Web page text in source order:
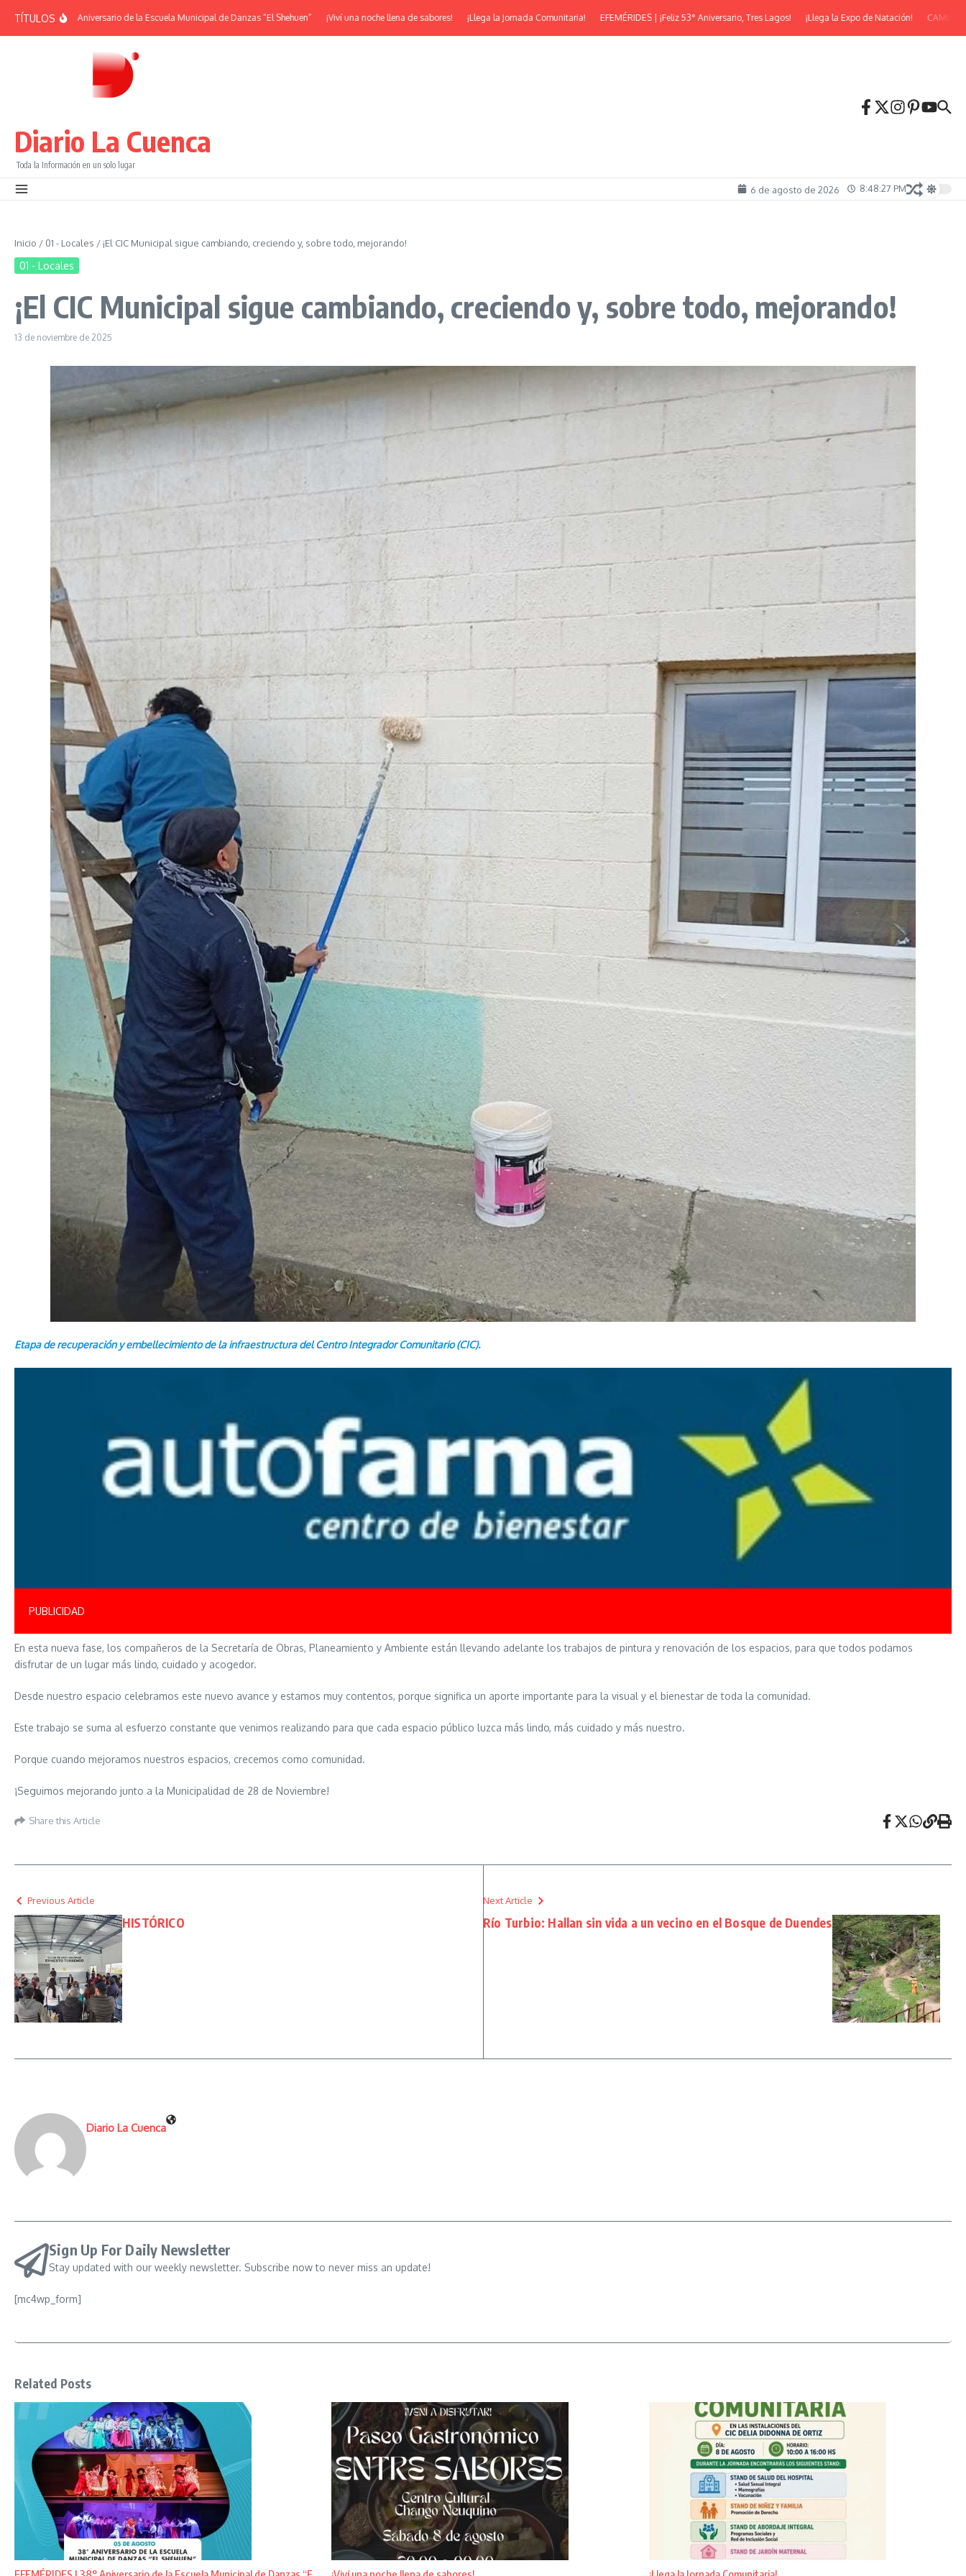
TÍTULOS
| 38° Aniversario de la Escuela Municipal de Danzas “El Shehuen” ¡Viví una noche llena de sabores! ¡Llega la Jornada Comunitaria! EFEMÉRIDES | ¡Feliz 53° Aniversario, Tres Lagos! ¡Llega la Expo de Natación! CAMINATA
Diario La Cuenca
Toda la Información en un solo lugar
6 de agosto de 2026 8:48:29 PM
Inicio / 01 - Locales / ¡El CIC Municipal sigue cambiando, creciendo y, sobre todo, mejorando!
01 - Locales
¡El CIC Municipal sigue cambiando, creciendo y, sobre todo, mejorando!
13 de noviembre de 2025
Etapa de recuperación y embellecimiento de la infraestructura del Centro Integrador Comunitario (CIC).
PUBLICIDAD
En esta nueva fase, los compañeros de la Secretaría de Obras, Planeamiento y Ambiente están llevando adelante los trabajos de pintura y renovación de los espacios, para que todos podamos
disfrutar de un lugar más lindo, cuidado y acogedor.
Desde nuestro espacio celebramos este nuevo avance y estamos muy contentos, porque significa un aporte importante para la visual y el bienestar de toda la comunidad.
Este trabajo se suma al esfuerzo constante que venimos realizando para que cada espacio público luzca más lindo, más cuidado y más nuestro.
Porque cuando mejoramos nuestros espacios, crecemos como comunidad.
¡Seguimos mejorando junto a la Municipalidad de 28 de Noviembre!
Share this Article
Previous Article
HISTÓRICO
Next Article
Río Turbio: Hallan sin vida a un vecino en el Bosque de Duendes
Diario La Cuenca
Sign Up For Daily Newsletter
Stay updated with our weekly newsletter. Subscribe now to never miss an update!
[mc4wp_form]
Related Posts